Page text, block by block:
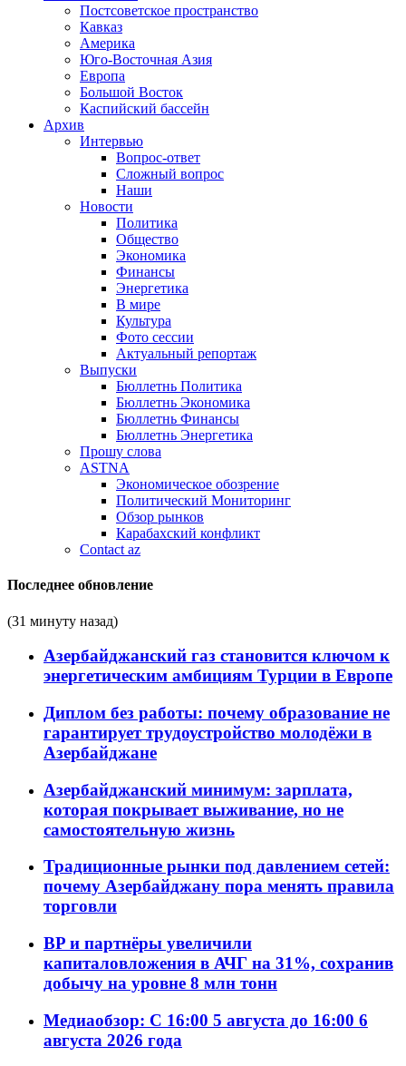
Постсоветское пространство
Кавказ
Америка
Юго-Восточная Азия
Европа
Большой Восток
Каспийский бассейн
Архив
Интервью
Вопрос-ответ
Сложный вопрос
Наши
Новости
Политика
Общество
Экономика
Финансы
Энергетика
В мире
Культура
Фото сессии
Актуальный репортаж
Выпуски
Бюллетнь Политика
Бюллетнь Экономика
Бюллетнь Финансы
Бюллетнь Энергетика
Прошу слова
ASTNA
Экономическое обозрение
Политический Мониторинг
Обзор рынков
Карабахский конфликт
Contact az
Последнее обновление
(31 минуту назад)
Азербайджанский газ становится ключом к
энергетическим амбициям Турции в Европе
Диплом без работы: почему образование не
гарантирует трудоустройство молодёжи в
Азербайджане
Азербайджанский минимум: зарплата,
которая покрывает выживание, но не
самостоятельную жизнь
Традиционные рынки под давлением сетей:
почему Азербайджану пора менять правила
торговли
BP и партнёры увеличили
капиталовложения в АЧГ на 31%, сохранив
добычу на уровне 8 млн тонн
Медиаобзор: С 16:00 5 августа до 16:00 6
августа 2026 года